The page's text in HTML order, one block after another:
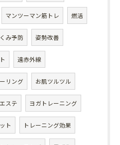
マンツーマン筋トレ 燃活
み予防 姿勢改善
遠赤外線
リング お肌ツルツル
ステ ヨガトレーニング
ト トレーニング効果